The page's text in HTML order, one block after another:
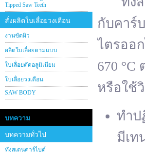
Tipped Saw Teeth
สั่งผลิตใบเลื่อยวงเดือน
งานขัดผิว
ผลิตใบเลื่อยตามแบบ
ใบเลื่อยตัดอลูมิเนียม
ใบเลื่อยวงเดือน
SAW BODY
บทความ
บทความทั่วไป
ทังสเตนคาร์ไบด์
กับคาร์
ไตรออ
670
หรือใช้
ทำป
มีเท